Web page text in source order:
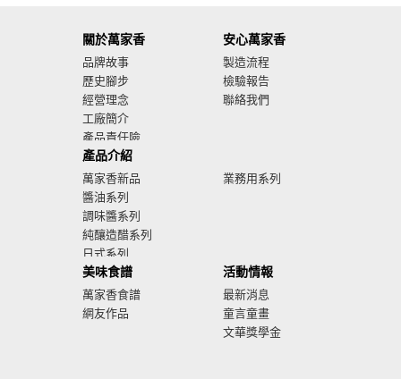
關於萬家香
品牌故事
歷史腳步
經營理念
工廠簡介
產品責任險
廣告影音
產品介紹
萬家香新品
醬油系列
調味醬系列
純釀造醋系列
日式系列
業務用系列
美味食譜
萬家香食譜
網友作品
安心萬家香
製造流程
檢驗報告
聯絡我們
活動情報
最新消息
童言童畫
文華獎學金